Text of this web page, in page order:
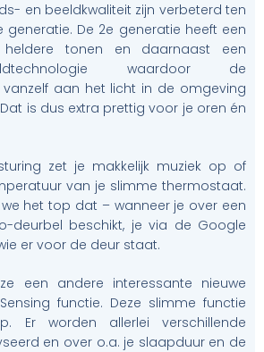
en beeldkwaliteit zijn verbeterd ten
generatie. De 2e generatie heeft een
tonen en daarnaast een
waardoor de
aan het licht in de omgeving
is dus extra prettig voor je oren én
zet je makkelijk muziek op of
van je slimme thermostaat.
het top dat – wanneer je over een
deurbel beschikt, je via de Google
er voor de deur staat.
een andere interessante nieuwe
functie. Deze slimme functie
Er worden allerlei verschillende
en over o.a. je slaapduur en de